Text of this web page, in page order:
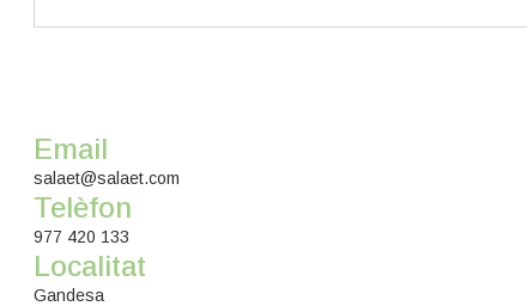
Email
salaet@salaet.com
Telèfon
977 420 133
Localitat
Gandesa